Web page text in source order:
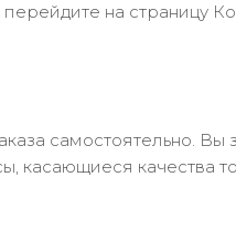
на страницу
самостоятельно.
касающиеся качества